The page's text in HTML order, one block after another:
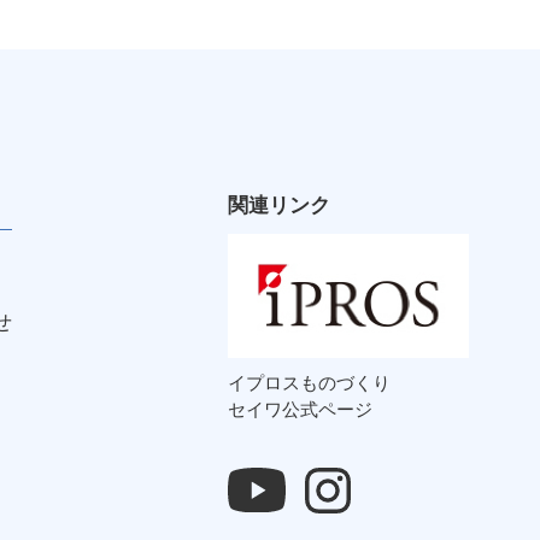
関連リンク
イプロスものづくり
セイワ公式ページ